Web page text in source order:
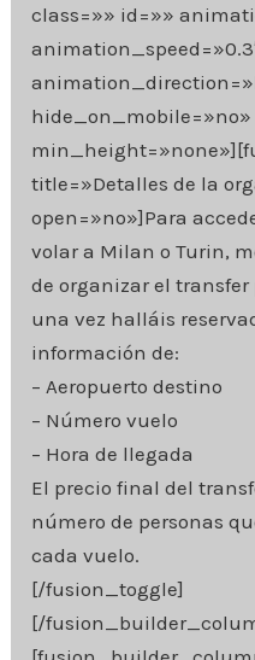
class=»» id=»»
title=»Detalles de la
open=»no»]Para
volar a Milan o Turin,
de organizar el
una vez halláis
información de:
– Aeropuerto destino
– Número vuelo
– Hora de llegada
El precio final del
número de personas
cada vuelo.
[/fusion_toggle]
[/